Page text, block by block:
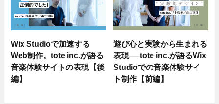
Wix Studioで加速する
Web制作。tote inc.が語る
音楽体験サイトの表現【後
編】
遊び心と実験から生まれる
表現──tote inc.が語るWix
Studioでの音楽体験サイ
ト制作【前編】